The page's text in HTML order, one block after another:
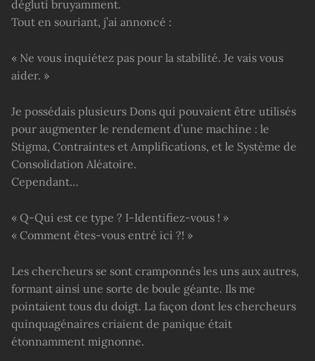
dégluti bruyamment.
Tout en souriant, j’ai annoncé :
« Ne vous inquiétez pas pour la stabilité. Je vais vous
aider. »
Je possédais plusieurs Dons qui pouvaient être utilisés
pour augmenter le rendement d’une machine : le
Stigma, Contraintes et Amplifications, et le Système de
Consolidation Aléatoire.
Cependant…
« Q-Qui est ce type ? I-Identifiez-vous ! »
« Comment êtes-vous entré ici ?! »
Les chercheurs se sont cramponnés les uns aux autres,
formant ainsi une sorte de boule géante. Ils me
pointaient tous du doigt. La façon dont les chercheurs
quinquagénaires criaient de panique était
étonnamment mignonne.